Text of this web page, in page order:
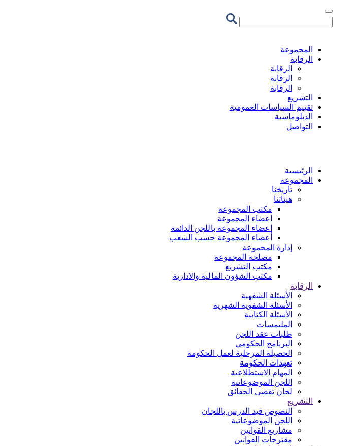
تجاوز
إلى
المحتوى
المجموعة
الرقابة
الرقابة
الرقابة
الرقابة
التشريع
تقييم السياسات العمومية
الدبلوماسية
التواصل
الرئيسية
المجموعة
تاريخنا
هيئاتنا
مكتب المجموعة
اعضاء المجموعة
اعضاء المجموعة باللجن الدائمة
أعضاء المجموعة حسب الشعب
إدارة المجموعة
مصلحة المجموعة
مكتب التشريع
مكتب الشؤون المالية والادارية
الرقابة
الأسئلة الشفهية
الأسئلة الشفوية الشهرية
الأسئلة الكتابية
الملتمسات
طلبات عقد اللجن
البرنامج الحكومي
الحصيلة المرحلية لعمل الحكومة
تعهدات الحكومة
المهام الاستطلاعية
اللجن الموضوعاتية
لجان تقصي الحقائق
التشريع
النصوص قيد الدرس باللجان
اللجن الموضوعاتية
مشاريع القوانين
مقترحات القوانين